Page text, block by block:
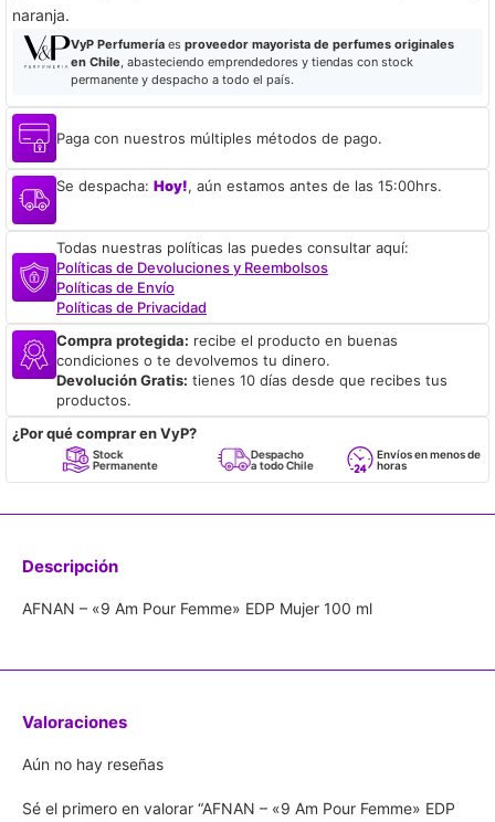
naranja.
VyP Perfumeríaes proveedor mayorista de perfumes originales
en Chile, abasteciendo emprendedores y tiendas con stock
permanente y despacho a todo el país.
Paga con nuestros múltiples métodos de pago.
Se despacha: Hoy!, aún estamos antes de las 15:00hrs.
Todas nuestras políticas las puedes consultar aquí:
Políticas de Devoluciones y Reembolsos
Políticas de Envío
Políticas de Privacidad
Compra protegida: recibe el producto en buenas
condiciones o te devolvemos tu dinero.
Devolución Gratis: tienes 10 días desde que recibes tus
productos.
¿Por qué comprar en VyP?
Stock
Permanente
Despacho
a todo Chile
Envíos en menos de 24
horas
Descripción
AFNAN – «9 Am Pour Femme» EDP Mujer 100 ml
Valoraciones
Aún no hay reseñas
Sé el primero en valorar “AFNAN – «9 Am Pour Femme» EDP